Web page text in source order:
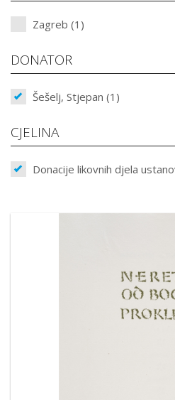
Zagreb (1)
DONATOR
Šešelj, Stjepan (1)
CJELINA
Donacije likovnih djela